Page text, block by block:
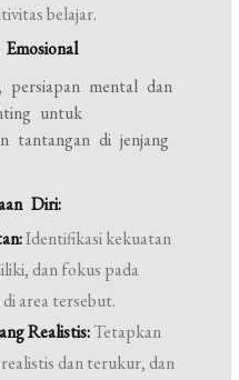
belajar.
persiapan mental dan
untuk
tantangan di jenjang
Diri:
Identifikasi kekuatan
dan fokus pada
area tersebut.
Realistis:Tetapkan
dan terukur, dan